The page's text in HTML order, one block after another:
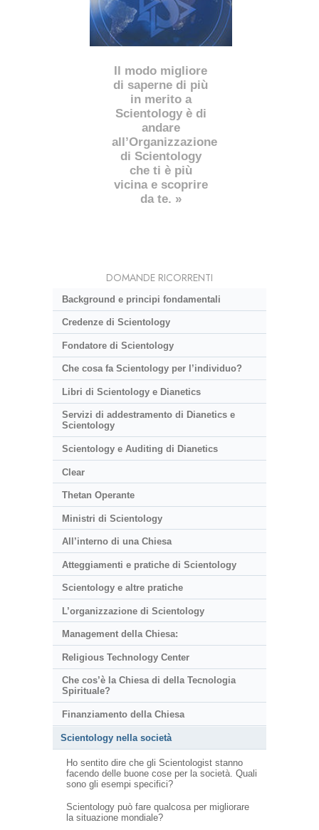
Il modo migliore
di saperne di più
in merito a
Scientology è di
andare
all’Organizzazione
di Scientology
che ti è più
vicina e scoprire
da te. »
DOMANDE RICORRENTI
Background e principi fondamentali
Credenze di Scientology
Fondatore di Scientology
Che cosa fa Scientology per l’individuo?
Libri di Scientology e Dianetics
Servizi di addestramento di Dianetics e
Scientology
Scientology e Auditing di Dianetics
Clear
Thetan Operante
Ministri di Scientology
All’interno di una Chiesa
Atteggiamenti e pratiche di Scientology
Scientology e altre pratiche
L’organizzazione di Scientology
Management della Chiesa:
Religious Technology Center
Che cos’è la Chiesa di della Tecnologia
Spirituale?
Finanziamento della Chiesa
Scientology nella società
Ho sentito dire che gli Scientologist stanno
facendo delle buone cose per la società. Quali
sono gli esempi specifici?
Scientology può fare qualcosa per migliorare
la situazione mondiale?